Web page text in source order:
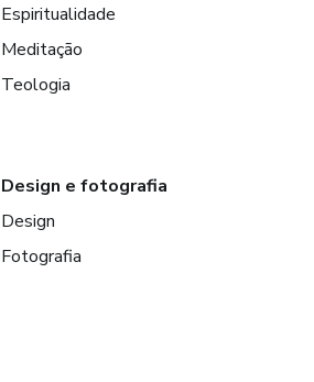
Espiritualidade
Meditação
Teologia
Design e fotografia
Design
Fotografia